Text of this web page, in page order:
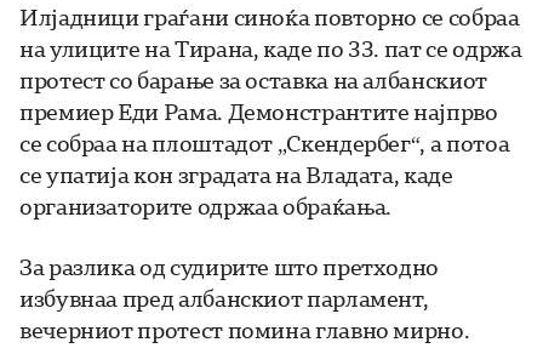
Илјадници граѓани синоќа повторно се собраа
на улиците на Тирана, каде по 33. пат се одржа
протест со барање за оставка на албанскиот
премиер Еди Рама. Демонстрантите најпрво
се собраа на плоштадот „Скендербег“, а потоа
се упатија кон зградата на Владата, каде
организаторите одржаа обраќања.
За разлика од судирите што претходно
избувнаа пред албанскиот парламент,
вечерниот протест помина главно мирно.